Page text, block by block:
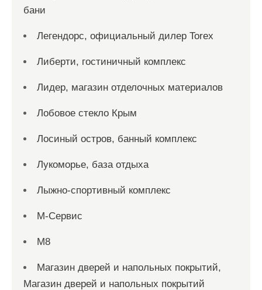
бани
Легендорс, официальный дилер Torex
Либерти, гостиничный комплекс
Лидер, магазин отделочных материалов
Лобовое стекло Крым
Лосиный остров, банный комплекс
Лукоморье, база отдыха
Лыжно-спортивный комплекс
М-Сервис
М8
Магазин дверей и напольных покрытий,
Магазин дверей и напольных покрытий